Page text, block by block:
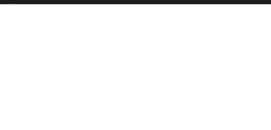
Контакты